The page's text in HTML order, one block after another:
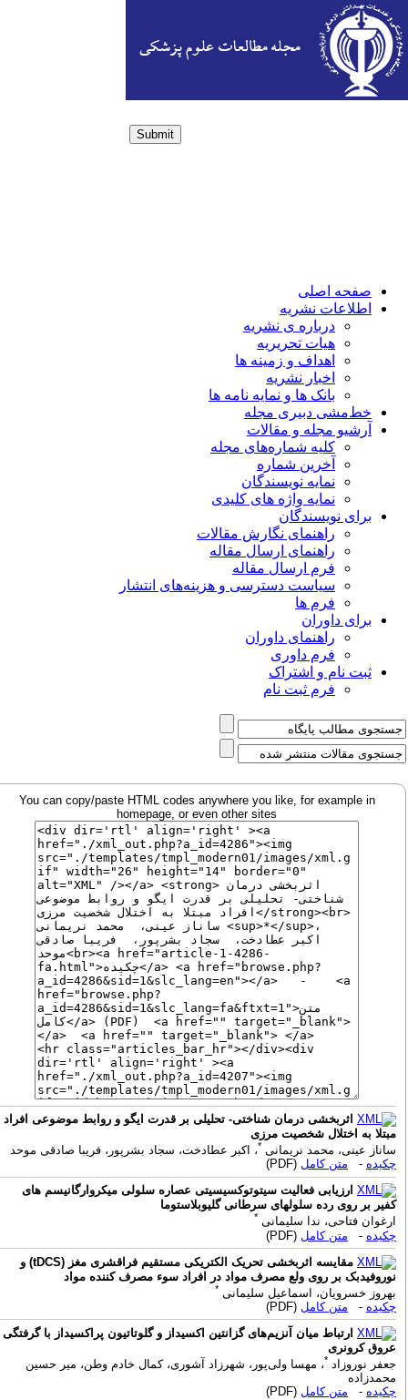
Submit
صفحه اصلی
اطلاعات نشریه
درباره ی نشریه
هیات تحریریه
اهداف و زمینه ها
اخبار نشریه
بانک ها و نمایه نامه ها
خط‌مشی دبیری مجله
آرشیو مجله و مقالات
کلیه شماره‌های مجله
آخرین شماره
نمایه نویسندگان
نمایه واژه های کلیدی
برای نویسندگان
راهنمای نگارش مقالات
راهنمای ارسال مقاله
فرم ارسال مقاله
سیاست دسترسی و هزینه‌های انتشار
فرم ها
برای داوران
راهنمای داوران
فرم داوری
ثبت نام و اشتراک
فرم ثبت نام
You can copy/paste HTML codes anywhere you like, for example in
homepage, or even other sites
اثربخشی درمان شناختی- تحلیلی بر قدرت ایگو و روابط موضوعی افراد
مبتلا به اختلال شخصیت مرزی
ساناز عینی، محمد نریمانی ، اکبر عطادخت، سجاد بشرپور، فریبا صادقی موحد
چکیده -متن کامل(PDF)
ارزیابی فعالیت سیتوتوکسیسیتی عصاره سلولی میکروارگانیسم های
کفیر بر روی رده سلولهای سرطانی گلیوبلاستوما
ارغوان فتاحی، ندا سلیمانی
چکیده -متن کامل(PDF)
مقایسه اثربخشی تحریک الکتریکی مستقیم فراقشری مغز (tDCS) و
نوروفیدبک بر روی ولع مصرف مواد در افراد سوء مصرف کننده مواد
بهروز خسرویان، اسماعیل سلیمانی
چکیده -متن کامل(PDF)
ارتباط میان آنزیم‌های گزانتین اکسیداز و گلوتاتیون پراکسیداز با گرفتگی
عروق کرونری
جعفر نوروزاد *، مهسا ولی‌پور، شهرزاد آشوری، کمال خادم وطن، میر حسین
محمدزاده
چکیده -متن کامل(PDF)